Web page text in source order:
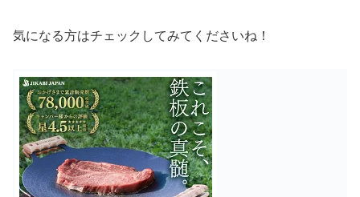
気になる方はチェックしてみてくださいね！